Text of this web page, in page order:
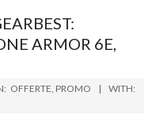
ARMOR 6E,
OFFERTE PROMO
WITH: